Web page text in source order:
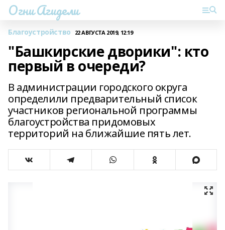
Огни Агидели
Благоустройство 22 АВГУСТА 2019, 12:19
"Башкирские дворики": кто
первый в очереди?
В администрации городского округа
определили предварительный список
участников региональной программы
благоустройства придомовых
территорий на ближайшие пять лет.